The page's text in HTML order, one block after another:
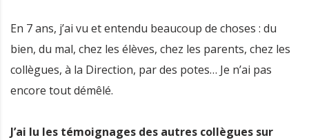
En 7 ans, j’ai vu et entendu beaucoup de choses : du
bien, du mal, chez les élèves, chez les parents, chez les
collègues, à la Direction, par des potes… Je n’ai pas
encore tout démêlé.
J’ai lu les témoignages des autres collègues sur